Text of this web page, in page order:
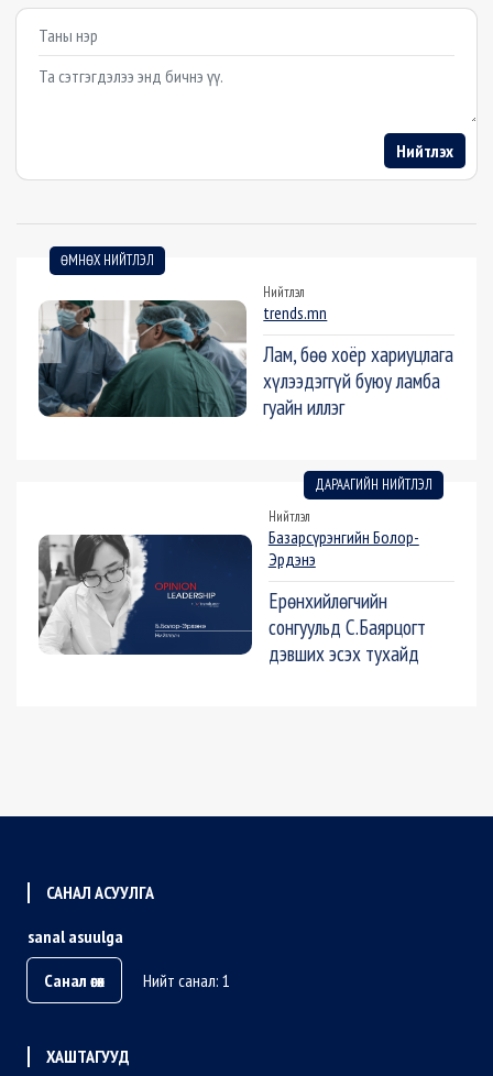
Example textarea
Нийтлэх
ӨМНӨХ НИЙТЛЭЛ
Нийтлэл
trends.mn
Лам, бөө хоёр хариуцлага
хүлээдэггүй буюу ламба
гуайн иллэг
ДАРААГИЙН НИЙТЛЭЛ
Нийтлэл
Базарсүрэнгийн Болор-
Эрдэнэ
Ерөнхийлөгчийн
сонгуульд С.Баярцогт
дэвших эсэх тухайд
САНАЛ АСУУЛГА
sanal asuulga
Санал өгөх
Нийт санал: 1
ХАШТАГУУД